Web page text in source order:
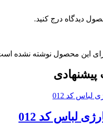
دیدگاه درج کنید.
این محصول نوشته نشده
لباس کد 012